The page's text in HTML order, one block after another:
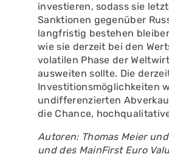
investieren, sodass sie
Sanktionen gegenüber
langfristig bestehen
wie sie derzeit bei den
volatilen Phase der
ausweiten sollte. Die
Investitionsmöglichkeiten
undifferenzierten
die Chance,
Autoren: Thomas Meier
und des MainFirst Euro